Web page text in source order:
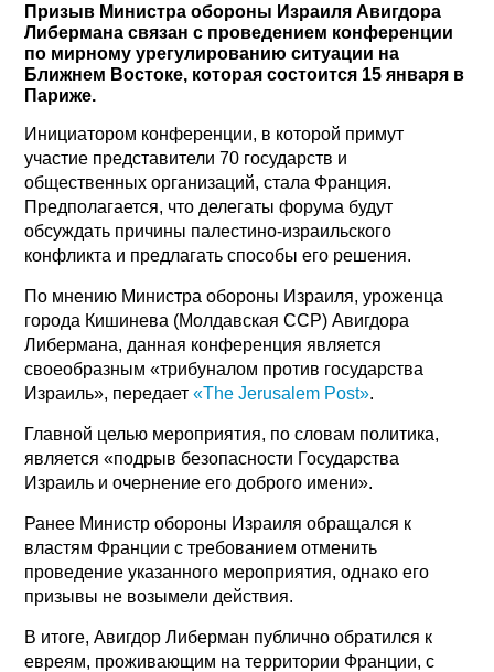
Призыв Министра обороны Израиля Авигдора
Либермана связан с проведением конференции
по мирному урегулированию ситуации на
Ближнем Востоке, которая состоится 15 января в
Париже.
Инициатором конференции, в которой примут
участие представители 70 государств и
общественных организаций, стала Франция.
Предполагается, что делегаты форума будут
обсуждать причины палестино-израильского
конфликта и предлагать способы его решения.
По мнению Министра обороны Израиля, уроженца
города Кишинева (Молдавская ССР) Авигдора
Либермана, данная конференция является
своеобразным «трибуналом против государства
Израиль», передает«The Jerusalem Post».
Главной целью мероприятия, по словам политика,
является «подрыв безопасности Государства
Израиль и очернение его доброго имени».
Ранее Министр обороны Израиля обращался к
властям Франции с требованием отменить
проведение указанного мероприятия, однако его
призывы не возымели действия.
В итоге, Авигдор Либерман публично обратился к
евреям, проживающим на территории Франции, с